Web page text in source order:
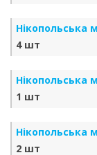
Нікопольська
4 шт
Нікопольська
1 шт
Нікопольська
2 шт